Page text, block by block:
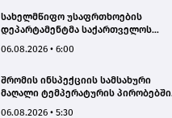
სახელმწიფო უსაფრთხოების
დეპარტამენტმა საქართველოს
საზიანოდ საბოტაჟის მუხლით
06.08.2026 • 6:00
შრომის ინსპექციის სამსახური
მაღალი ტემპერატურის პირობებში
06.08.2026 • 5:30